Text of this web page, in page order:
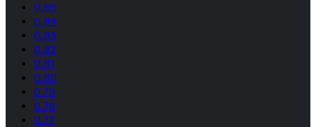
0.85
0.84
0.83
0.82
0.81
0.80
0.79
0.78
0.77